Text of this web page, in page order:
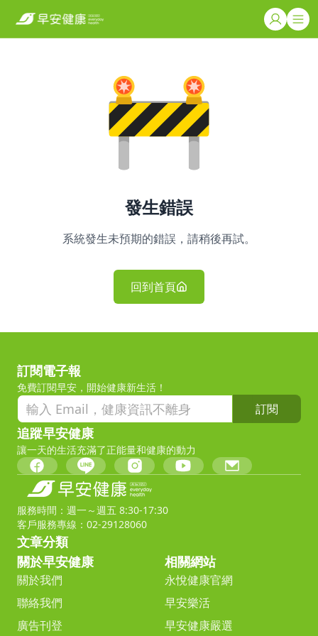
發生錯誤
系統發生未預期的錯誤，請稍後再試。
回到首頁
訂閱電子報
免費訂閱早安，開始健康新生活！
訂閱
追蹤早安健康
讓一天的生活充滿了正能量和健康的動力
服務時間：週一～週五 8:30-17:30
客戶服務專線：02-29128060
文章分類
關於早安健康
關於我們
聯絡我們
廣告刊登
相關網站
永悅健康官網
早安樂活
早安健康嚴選